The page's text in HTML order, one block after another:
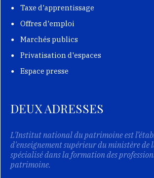
Taxe d'apprentissage
Offres d'emploi
Marchés publics
Privatisation d'espaces
Espace presse
DEUX ADRESSES
L'Institut national du patrimoine est
d'enseignement supérieur du ministère de
spécialisé dans la formation des
patrimoine.